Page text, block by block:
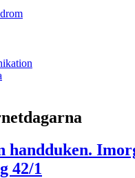
handduken.
42/1